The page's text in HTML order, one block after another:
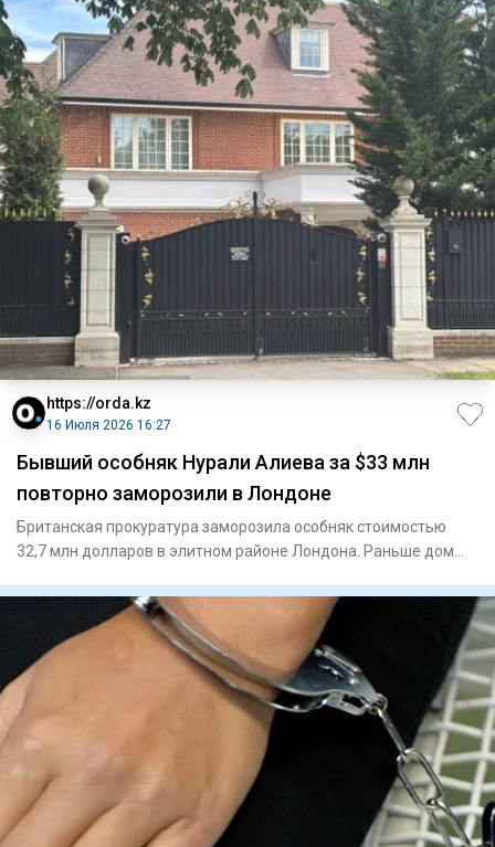
https://orda.kz
16 Июля 2026 16:27
Бывший особняк Нурали Алиева за $33 млн
повторно заморозили в Лондоне
Британская прокуратура заморозила особняк стоимостью
32,7 млн долларов в элитном районе Лондона. Раньше дом